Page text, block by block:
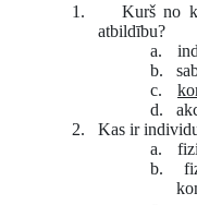
1.
Kurš no
atbildību?
a.
b.
c.
d.
2.
Kas ir
a.
b.